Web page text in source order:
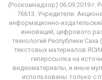
(Роскомнадзор) 06.09.2019
76613. Учредители:
информационно-
инноваций, цифрового
технологий Республики
текстовых материалов
гиперссылка на
видеоматериалы, и иные
использованы только с